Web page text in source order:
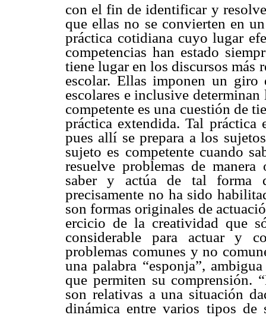
con el fin de identificar y
que ellas no se convierten en
práctica cotidiana cuyo lugar
competencias han estado
tiene lugar en los discursos más
escolar. Ellas imponen un giro
escolares e inclusive
competente es una cuestión de
práctica extendida. Tal práctica
pues allí se prepara a los
sujeto es competente cuando
resuelve problemas de
saber y actúa de tal forma
precisamente no ha sido
son formas originales de
ercicio de la creatividad que
considerable para actuar y
problemas comunes y no
una palabra “esponja”,
que permiten su comprensión.
son relativas a una situación
dinámica entre varios tipos de